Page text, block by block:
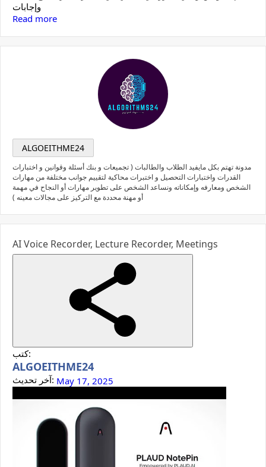
وإجابات
Read more
ALGOEITHME24
مدونة تهتم بكل مايفيد الطلاب والطالبات ( تجميعات و بنك أسئلة وقوانين و اختبارات
القدرات واختبارات التحصيل و اختبرات محاكية لتقييم جوانب مختلفة من مهارات
الشخص ومعارفه وإمكاناته ونساعد الشخص على تطوير مهارات أو النجاح في مهمة
أو مهنة محددة مع التركيز على مجالات معينه )
AI Voice Recorder, Lecture Recorder, Meetings
كتب:
ALGOEITHME24
آخر تحديث: May 17, 2025